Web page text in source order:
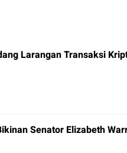
Larangan Transaksi
Senator Elizabeth